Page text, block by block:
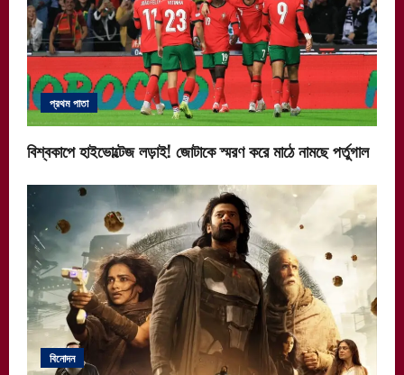
প্রথম পাতা
বিশ্বকাপে হাইভোল্টেজ লড়াই! জোটাকে স্মরণ করে মাঠে নামছে পর্তুগাল
বিনোদন